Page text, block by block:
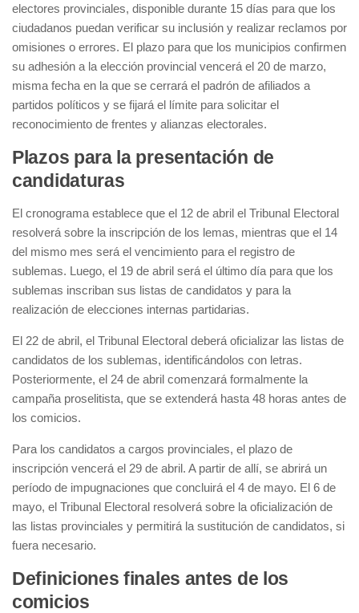
electores provinciales, disponible durante 15 días para que los
ciudadanos puedan verificar su inclusión y realizar reclamos por
omisiones o errores. El plazo para que los municipios confirmen
su adhesión a la elección provincial vencerá el 20 de marzo,
misma fecha en la que se cerrará el padrón de afiliados a
partidos políticos y se fijará el límite para solicitar el
reconocimiento de frentes y alianzas electorales.
Plazos para la presentación de
candidaturas
El cronograma establece que el 12 de abril el Tribunal Electoral
resolverá sobre la inscripción de los lemas, mientras que el 14
del mismo mes será el vencimiento para el registro de
sublemas. Luego, el 19 de abril será el último día para que los
sublemas inscriban sus listas de candidatos y para la
realización de elecciones internas partidarias.
El 22 de abril, el Tribunal Electoral deberá oficializar las listas de
candidatos de los sublemas, identificándolos con letras.
Posteriormente, el 24 de abril comenzará formalmente la
campaña proselitista, que se extenderá hasta 48 horas antes de
los comicios.
Para los candidatos a cargos provinciales, el plazo de
inscripción vencerá el 29 de abril. A partir de allí, se abrirá un
período de impugnaciones que concluirá el 4 de mayo. El 6 de
mayo, el Tribunal Electoral resolverá sobre la oficialización de
las listas provinciales y permitirá la sustitución de candidatos, si
fuera necesario.
Definiciones finales antes de los
comicios